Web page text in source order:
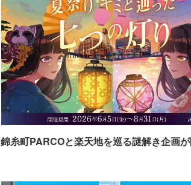
錦糸町PARCOと楽天地を巡る謎解き企画が